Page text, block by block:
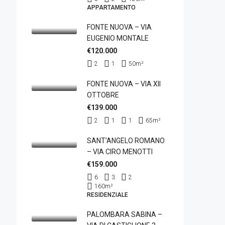
APPARTAMENTO
FONTE NUOVA – VIA
EUGENIO MONTALE
€120.000
2 1 50m²
FONTE NUOVA – VIA XII
OTTOBRE
€139.000
2 1 1 65m²
SANT’ANGELO ROMANO
– VIA CIRO MENOTTI
€159.000
6 3
2
160m²
RESIDENZIALE
PALOMBARA SABINA –